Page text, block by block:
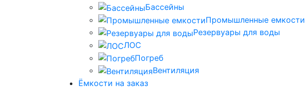
Бассейны
Промышленные емкости
Резервуары для воды
ЛОС
Погреб
Вентиляция
Ёмкости на заказ